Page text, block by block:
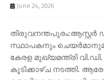
June 24, 2026
സ്ഥാപകനും
കേരള മുഖ്യമന്ത്രി
കൂടിക്കാഴ്ച നടത്തി.